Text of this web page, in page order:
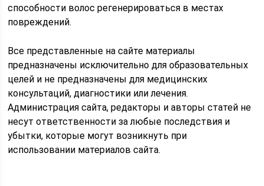
способности волос регенерироваться в местах
повреждений.
Все представленные на сайте материалы
предназначены исключительно для образовательных
целей и не предназначены для медицинских
консультаций, диагностики или лечения.
Администрация сайта, редакторы и авторы статей не
несут ответственности за любые последствия и
убытки, которые могут возникнуть при
использовании материалов сайта.